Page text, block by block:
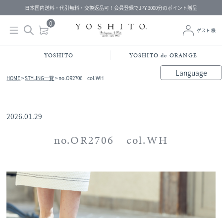
日本国内送料・代引無料・交換返品可！会員登録でJPY 3000分のポイント贈呈
YOSHITO YOSHITO de ORANGE
Language
HOME>STYLING一覧> no.OR2706 col.WH
2026.01.29
no.OR2706 col.WH